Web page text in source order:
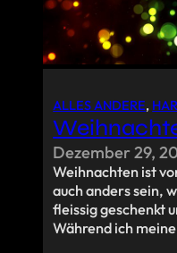
ALLES ANDERE,
Dezember 29,
Weihnachten ist
auch anders sein,
fleissig geschenkt
Während ich